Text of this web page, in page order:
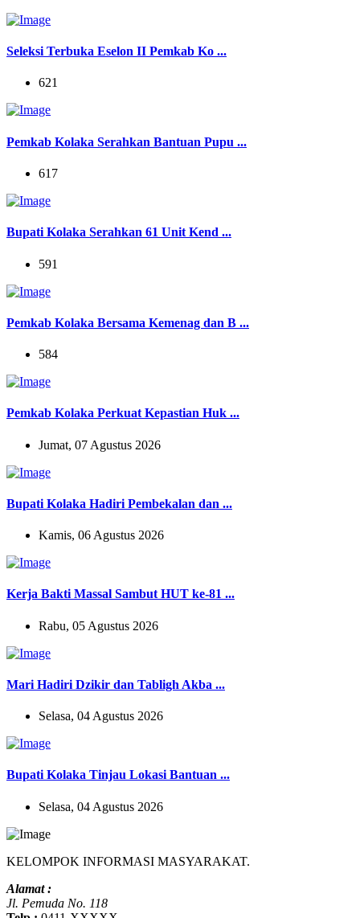
Seleksi Terbuka Eselon II Pemkab Ko ...
621
Pemkab Kolaka Serahkan Bantuan Pupu ...
617
Bupati Kolaka Serahkan 61 Unit Kend ...
591
Pemkab Kolaka Bersama Kemenag dan B ...
584
Pemkab Kolaka Perkuat Kepastian Huk ...
Jumat, 07 Agustus 2026
Bupati Kolaka Hadiri Pembekalan dan ...
Kamis, 06 Agustus 2026
Kerja Bakti Massal Sambut HUT ke-81 ...
Rabu, 05 Agustus 2026
Mari Hadiri Dzikir dan Tabligh Akba ...
Selasa, 04 Agustus 2026
Bupati Kolaka Tinjau Lokasi Bantuan ...
Selasa, 04 Agustus 2026
KELOMPOK INFORMASI MASYARAKAT.
Alamat :
Jl. Pemuda No. 118